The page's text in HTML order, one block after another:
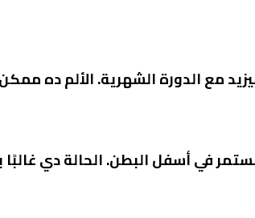
مع الدورة الشهرية. الألم ده
في أسفل البطن. الحالة دي غالبًا